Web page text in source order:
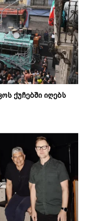
ქუჩებში იღებს